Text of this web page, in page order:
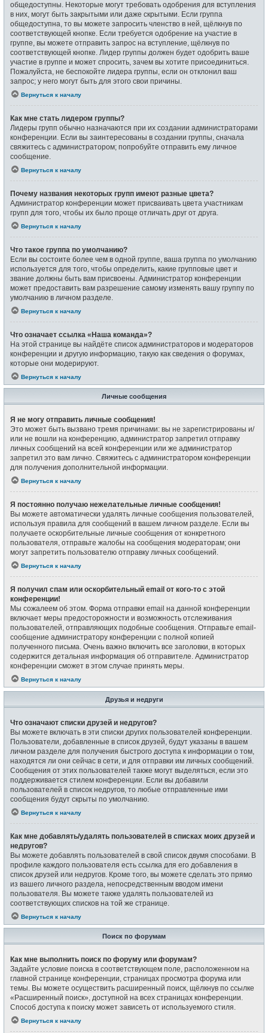
общедоступны. Некоторые могут требовать одобрения для вступления
в них, могут быть закрытыми или даже скрытыми. Если группа
общедоступна, то вы можете запросить членство в ней, щёлкнув по
соответствующей кнопке. Если требуется одобрение на участие в
группе, вы можете отправить запрос на вступление, щёлкнув по
соответствующей кнопке. Лидер группы должен будет одобрить ваше
участие в группе и может спросить, зачем вы хотите присоединиться.
Пожалуйста, не беспокойте лидера группы, если он отклонил ваш
запрос; у него могут быть для этого свои причины.
Вернуться к началу
Как мне стать лидером группы?
Лидеры групп обычно назначаются при их создании администраторами
конференции. Если вы заинтересованы в создании группы, сначала
свяжитесь с администратором; попробуйте отправить ему личное
сообщение.
Вернуться к началу
Почему названия некоторых групп имеют разные цвета?
Администратор конференции может присваивать цвета участникам
групп для того, чтобы их было проще отличать друг от друга.
Вернуться к началу
Что такое группа по умолчанию?
Если вы состоите более чем в одной группе, ваша группа по умолчанию
используется для того, чтобы определить, какие групповые цвет и
звание должны быть вам присвоены. Администратор конференции
может предоставить вам разрешение самому изменять вашу группу по
умолчанию в личном разделе.
Вернуться к началу
Что означает ссылка «Наша команда»?
На этой странице вы найдёте список администраторов и модераторов
конференции и другую информацию, такую как сведения о форумах,
которые они модерируют.
Вернуться к началу
Личные сообщения
Я не могу отправить личные сообщения!
Это может быть вызвано тремя причинами: вы не зарегистрированы и/
или не вошли на конференцию, администратор запретил отправку
личных сообщений на всей конференции или же администратор
запретил это вам лично. Свяжитесь с администратором конференции
для получения дополнительной информации.
Вернуться к началу
Я постоянно получаю нежелательные личные сообщения!
Вы можете автоматически удалять личные сообщения пользователей,
используя правила для сообщений в вашем личном разделе. Если вы
получаете оскорбительные личные сообщения от конкретного
пользователя, отправьте жалобы на сообщения модераторам; они
могут запретить пользователю отправку личных сообщений.
Вернуться к началу
Я получил спам или оскорбительный email от кого-то с этой
конференции!
Мы сожалеем об этом. Форма отправки email на данной конференции
включает меры предосторожности и возможность отслеживания
пользователей, отправляющих подобные сообщения. Отправьте email-
сообщение администратору конференции с полной копией
полученного письма. Очень важно включить все заголовки, в которых
содержится детальная информация об отправителе. Администратор
конференции сможет в этом случае принять меры.
Вернуться к началу
Друзья и недруги
Что означают списки друзей и недругов?
Вы можете включать в эти списки других пользователей конференции.
Пользователи, добавленные в список друзей, будут указаны в вашем
личном разделе для получения быстрого доступа к информации о том,
находятся ли они сейчас в сети, и для отправки им личных сообщений.
Сообщения от этих пользователей также могут выделяться, если это
поддерживается стилем конференции. Если вы добавили
пользователей в список недругов, то любые отправленные ими
сообщения будут скрыты по умолчанию.
Вернуться к началу
Как мне добавлять/удалять пользователей в списках моих друзей и
недругов?
Вы можете добавлять пользователей в свой список двумя способами. В
профиле каждого пользователя есть ссылка для его добавления в
список друзей или недругов. Кроме того, вы можете сделать это прямо
из вашего личного раздела, непосредственным вводом имени
пользователя. Вы можете также удалять пользователей из
соответствующих списков на той же странице.
Вернуться к началу
Поиск по форумам
Как мне выполнить поиск по форуму или форумам?
Задайте условие поиска в соответствующем поле, расположенном на
главной странице конференции, страницах просмотра форума или
темы. Вы можете осуществить расширенный поиск, щёлкнув по ссылке
«Расширенный поиск», доступной на всех страницах конференции.
Способ доступа к поиску может зависеть от используемого стиля.
Вернуться к началу